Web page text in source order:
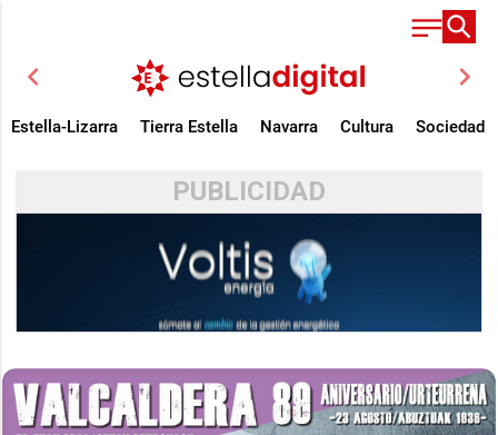
chevron_left chevron_right
Estella-Lizarra Tierra Estella Navarra Cultura Sociedad
PUBLICIDAD